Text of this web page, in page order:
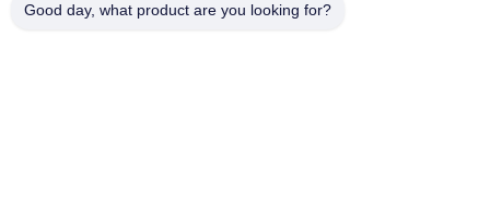
Pano de alta
Tela revestida da
Good day, what product are you looking for?